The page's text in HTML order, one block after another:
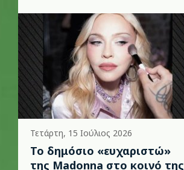
Τετάρτη, 15 Ιούλιος 2026
Το δημόσιο «ευχαριστώ»
της Madonna στο κοινό της